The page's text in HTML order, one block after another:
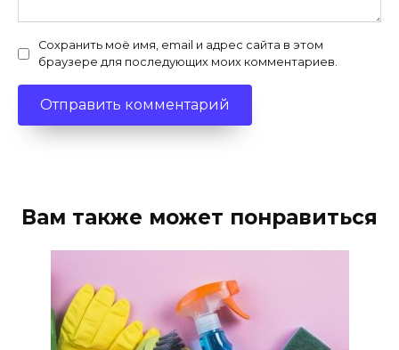
Сохранить моё имя, email и адрес сайта в этом
браузере для последующих моих комментариев.
Вам также может понравиться